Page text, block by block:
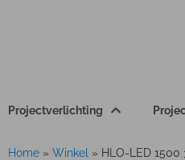
Projectverlichting
Home » Winkel » HLO-LED